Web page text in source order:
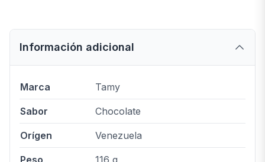
Información adicional
Marca Tamy
Sabor Chocolate
Orígen Venezuela
Peso 116 g